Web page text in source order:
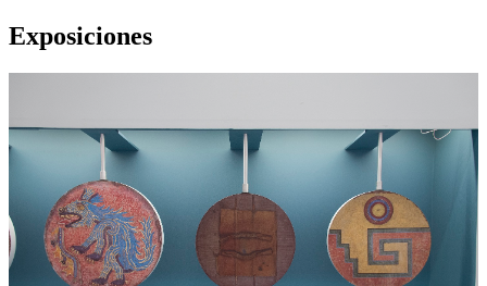
Exposiciones